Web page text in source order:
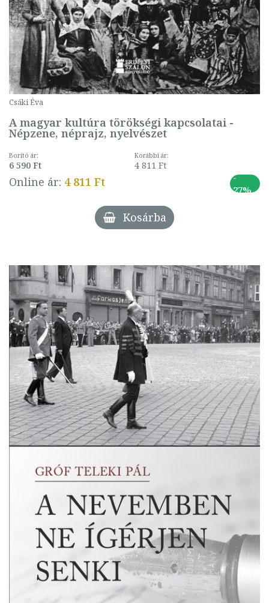
Csáki Éva
A magyar kultúra törökségi kapcsolatai -
Népzene, néprajz, nyelvészet
Borító ár:
6 590 Ft
Korábbi ár:
4 811 Ft
Online ár: 4 811 Ft
-
27%
Kosárba